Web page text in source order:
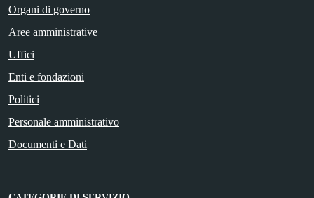
Organi di governo
Aree amministrative
Uffici
Enti e fondazioni
Politici
Personale amministrativo
Documenti e Dati